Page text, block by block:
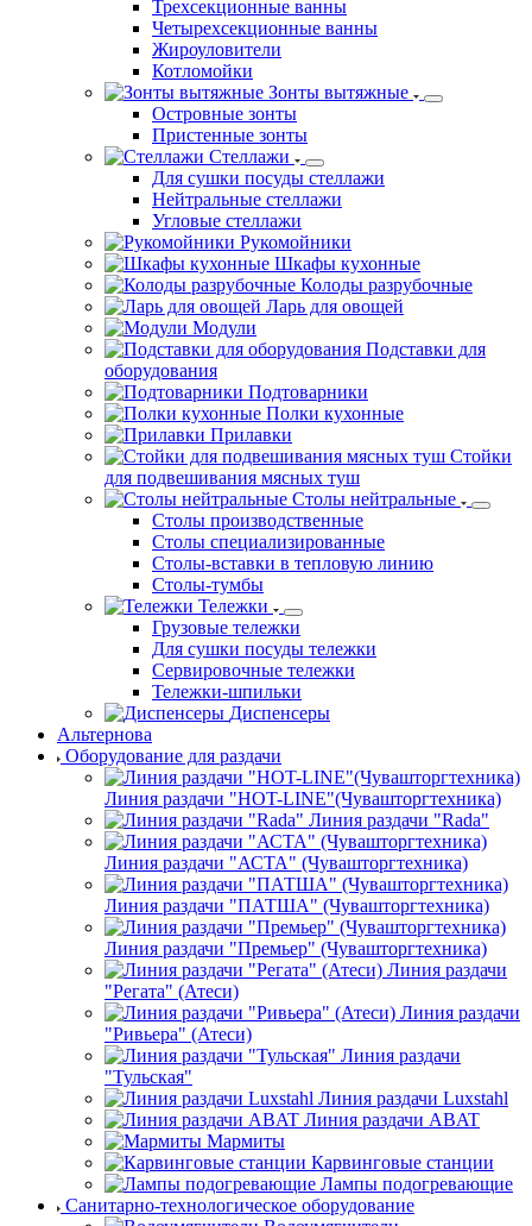
Трехсекционные ванны
Четырехсекционные ванны
Жироуловители
Котломойки
Зонты вытяжные
Островные зонты
Пристенные зонты
Стеллажи
Для сушки посуды стеллажи
Нейтральные стеллажи
Угловые стеллажи
Рукомойники
Шкафы кухонные
Колоды разрубочные
Ларь для овощей
Модули
Подставки для
оборудования
Подтоварники
Полки кухонные
Прилавки
Стойки
для подвешивания мясных туш
Столы нейтральные
Столы производственные
Столы специализированные
Столы-вставки в тепловую линию
Столы-тумбы
Тележки
Грузовые тележки
Для сушки посуды тележки
Сервировочные тележки
Тележки-шпильки
Диспенсеры
Альтернова
Оборудование для раздачи
Линия раздачи "HOT-LINE"(Чувашторгтехника)
Линия раздачи "Rada"
Линия раздачи "АСТА" (Чувашторгтехника)
Линия раздачи "ПАТША" (Чувашторгтехника)
Линия раздачи "Премьер" (Чувашторгтехника)
Линия раздачи
"Регата" (Атеси)
Линия раздачи
"Ривьера" (Атеси)
Линия раздачи
"Тульская"
Линия раздачи Luxstahl
Линия раздачи ABAT
Мармиты
Карвинговые станции
Лампы подогревающие
Санитарно-технологическое оборудование